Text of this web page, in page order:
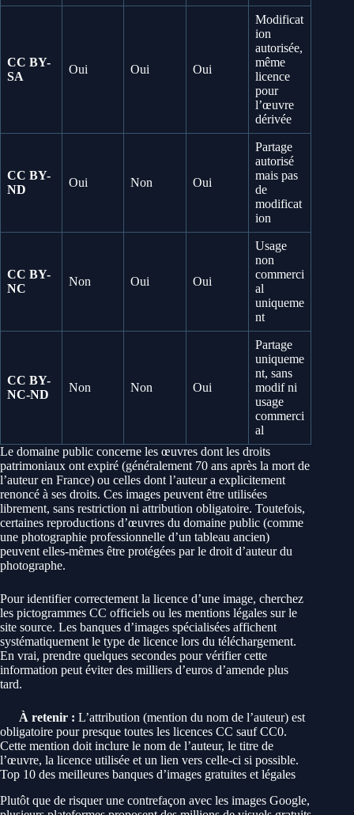
CC BY-
SA
Oui Oui Oui
Modificat
ion
autorisée,
même
licence
pour
l’œuvre
dérivée
CC BY-
ND
Oui Non Oui
Partage
autorisé
mais pas
de
modificat
ion
CC BY-
NC
Non Oui Oui
Usage
non
commerci
al
uniqueme
nt
CC BY-
NC-ND
Non Non Oui
Partage
uniqueme
nt, sans
modif ni
usage
commerci
al
Le domaine public concerne les œuvres dont les droits
patrimoniaux ont expiré (généralement 70 ans après la mort de
l’auteur en France) ou celles dont l’auteur a explicitement
renoncé à ses droits. Ces images peuvent être utilisées
librement, sans restriction ni attribution obligatoire. Toutefois,
certaines reproductions d’œuvres du domaine public (comme
une photographie professionnelle d’un tableau ancien)
peuvent elles-mêmes être protégées par le droit d’auteur du
photographe.
Pour identifier correctement la licence d’une image, cherchez
les pictogrammes CC officiels ou les mentions légales sur le
site source. Les banques d’images spécialisées affichent
systématiquement le type de licence lors du téléchargement.
En vrai, prendre quelques secondes pour vérifier cette
information peut éviter des milliers d’euros d’amende plus
tard.
À retenir : L’attribution (mention du nom de l’auteur) est
obligatoire pour presque toutes les licences CC sauf CC0.
Cette mention doit inclure le nom de l’auteur, le titre de
l’œuvre, la licence utilisée et un lien vers celle-ci si possible.
Top 10 des meilleures banques d’images gratuites et légales
Plutôt que de risquer une contrefaçon avec les images Google,